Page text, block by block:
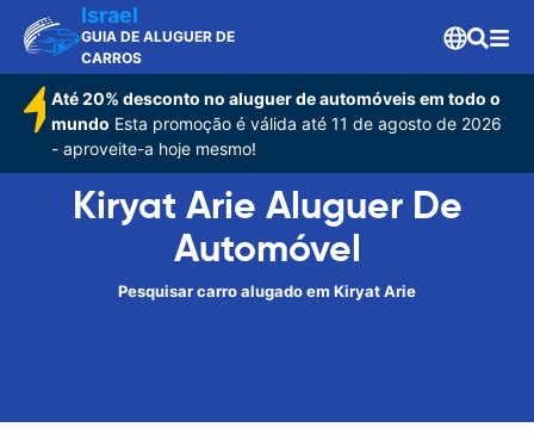
Israel
GUIA DE ALUGUER DE
CARROS
Até 20% desconto no aluguer de automóveis em todo o
mundo Esta promoção é válida até 11 de agosto de 2026
- aproveite-a hoje mesmo!
Kiryat Arie Aluguer De
Automóvel
Pesquisar carro alugado em Kiryat Arie